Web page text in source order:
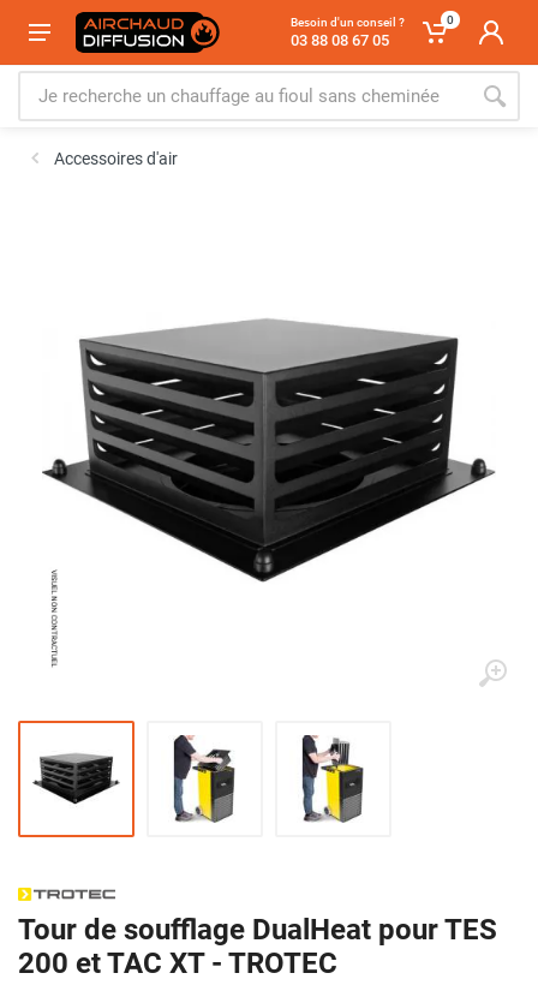
Besoin d'un conseil ?
03 88 08 67 05
0
Accessoires d'air
Tour de soufflage DualHeat pour TES
200 et TAC XT - TROTEC